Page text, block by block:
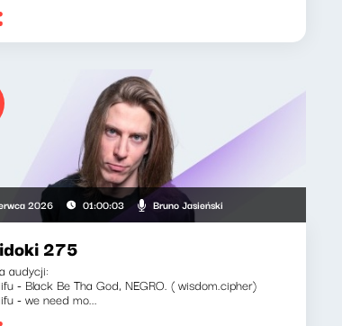
2026 01:00:03 Bruno Jasieński
275
audycji:
- Black Be Tha God, NEGRO. ( wisdom.cipher)
- we need mo...